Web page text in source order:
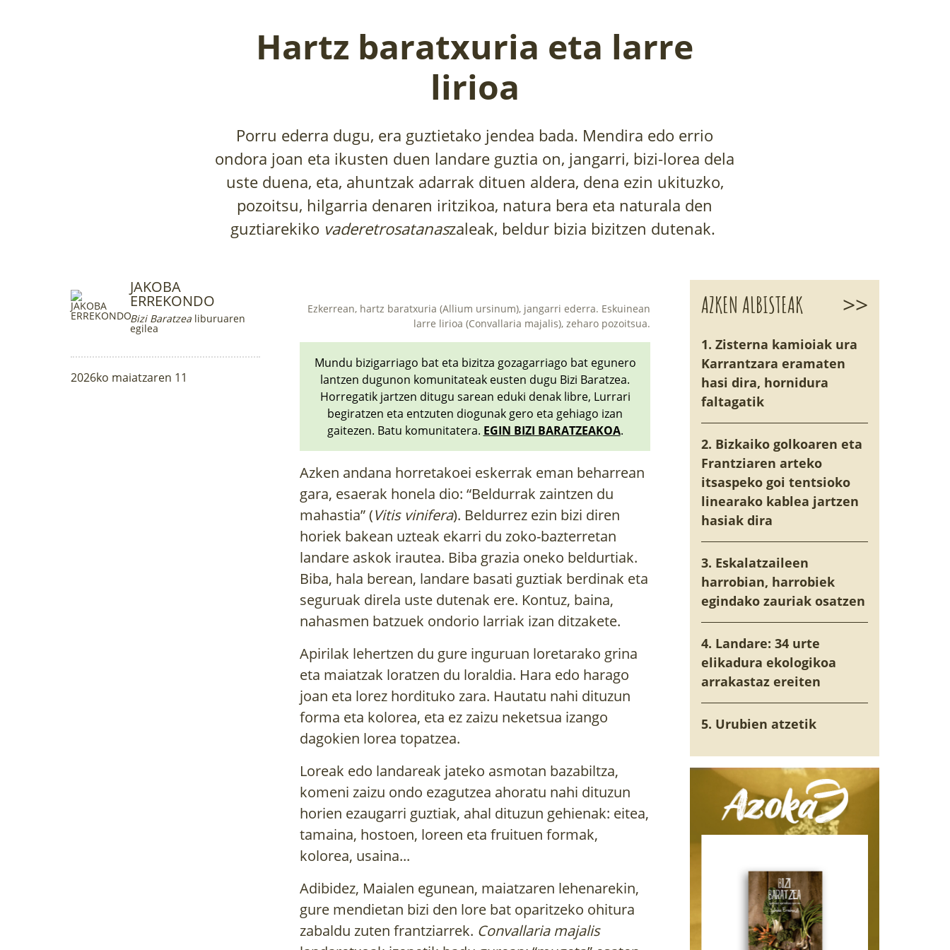
Hartz baratxuria eta larre
lirioa
Porru ederra dugu, era guztietako jendea bada. Mendira edo errio
ondora joan eta ikusten duen landare guztia on, jangarri, bizi-lorea dela
uste duena, eta, ahuntzak adarrak dituen aldera, dena ezin ukituzko,
pozoitsu, hilgarria denaren iritzikoa, natura bera eta naturala den
guztiarekiko vaderetrosatanaszaleak, beldur bizia bizitzen dutenak.
JAKOBA
ERREKONDO
Bizi Baratzea liburuaren
egilea
2026ko maiatzaren 11
Ezkerrean, hartz baratxuria (Allium ursinum), jangarri ederra. Eskuinean
larre lirioa (Convallaria majalis), zeharo pozoitsua.
Mundu bizigarriago bat eta bizitza gozagarriago bat egunero
lantzen dugunon komunitateak eusten dugu Bizi Baratzea.
Horregatik jartzen ditugu sarean eduki denak libre, Lurrari
begiratzen eta entzuten diogunak gero eta gehiago izan
gaitezen. Batu komunitatera. EGIN BIZI BARATZEAKOA.
Azken andana horretakoei eskerrak eman beharrean
gara, esaerak honela dio: “Beldurrak zaintzen du
mahastia” (Vitis vinifera). Beldurrez ezin bizi diren
horiek bakean uzteak ekarri du zoko-bazterretan
landare askok irautea. Biba grazia oneko beldurtiak.
Biba, hala berean, landare basati guztiak berdinak eta
seguruak direla uste dutenak ere. Kontuz, baina,
nahasmen batzuek ondorio larriak izan ditzakete.
Apirilak lehertzen du gure inguruan loretarako grina
eta maiatzak loratzen du loraldia. Hara edo harago
joan eta lorez hordituko zara. Hautatu nahi dituzun
forma eta kolorea, eta ez zaizu neketsua izango
dagokien lorea topatzea.
Loreak edo landareak jateko asmotan bazabiltza,
komeni zaizu ondo ezagutzea ahoratu nahi dituzun
horien ezaugarri guztiak, ahal dituzun gehienak: eitea,
tamaina, hostoen, loreen eta fruituen formak,
kolorea, usaina...
Adibidez, Maialen egunean, maiatzaren lehenarekin,
gure mendietan bizi den lore bat oparitzeko ohitura
zabaldu zuten frantziarrek. Convallaria majalis
AZKEN ALBISTEAK >>
1. Zisterna kamioiak ura
Karrantzara eramaten
hasi dira, hornidura
faltagatik
2. Bizkaiko golkoaren eta
Frantziaren arteko
itsaspeko goi tentsioko
linearako kablea jartzen
hasiak dira
3. Eskalatzaileen
harrobian, harrobiek
egindako zauriak osatzen
4. Landare: 34 urte
elikadura ekologikoa
arrakastaz ereiten
5. Urubien atzetik